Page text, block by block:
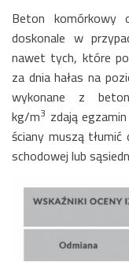
Beton
doskonale w
nawet tych, które
za dnia hałas na
wykonane z
kg/m3 zdają
ściany muszą tłumić
schodowej lub